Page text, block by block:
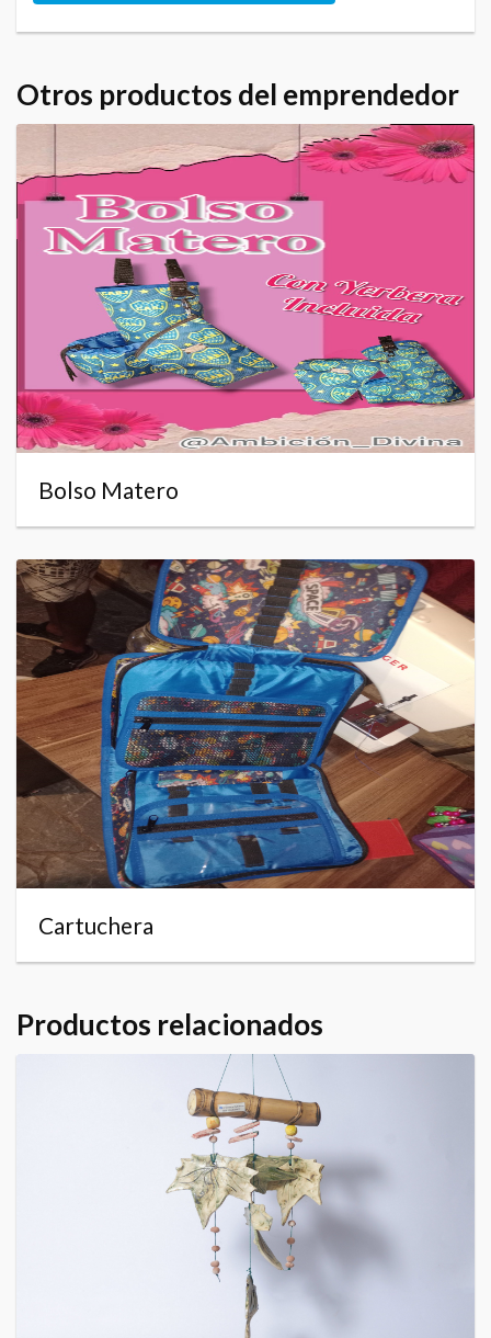
Otros productos del emprendedor
Bolso Matero
Cartuchera
Productos relacionados